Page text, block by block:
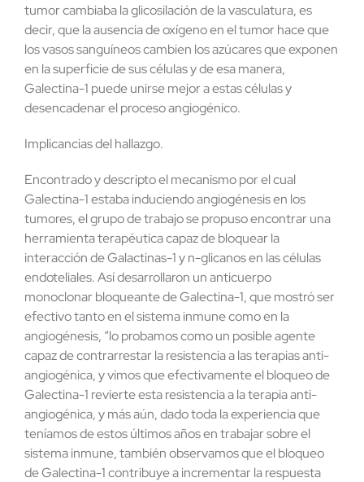
tumor cambiaba la glicosilación de la vasculatura, es
decir, que la ausencia de oxígeno en el tumor hace que
los vasos sanguíneos cambien los azúcares que exponen
en la superficie de sus células y de esa manera,
Galectina-1 puede unirse mejor a estas células y
desencadenar el proceso angiogénico.
Implicancias del hallazgo.
Encontrado y descripto el mecanismo por el cual
Galectina-1 estaba induciendo angiogénesis en los
tumores, el grupo de trabajo se propuso encontrar una
herramienta terapéutica capaz de bloquear la
interacción de Galactinas-1 y n-glicanos en las células
endoteliales. Así desarrollaron un anticuerpo
monoclonar bloqueante de Galectina-1, que mostró ser
efectivo tanto en el sistema inmune como en la
angiogénesis, “lo probamos como un posible agente
capaz de contrarrestar la resistencia a las terapias anti-
angiogénica, y vimos que efectivamente el bloqueo de
Galectina-1 revierte esta resistencia a la terapia anti-
angiogénica, y más aún, dado toda la experiencia que
teníamos de estos últimos años en trabajar sobre el
sistema inmune, también observamos que el bloqueo
de Galectina-1 contribuye a incrementar la respuesta